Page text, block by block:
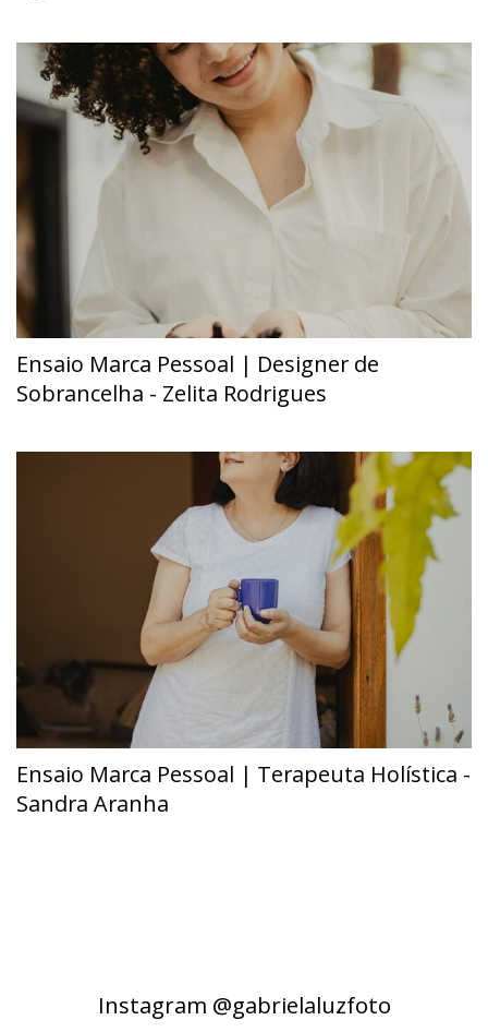
Ensaio Marca Pessoal | Designer de
Sobrancelha - Zelita Rodrigues
Ensaio Marca Pessoal | Terapeuta Holística -
Sandra Aranha
Instagram @gabrielaluzfoto